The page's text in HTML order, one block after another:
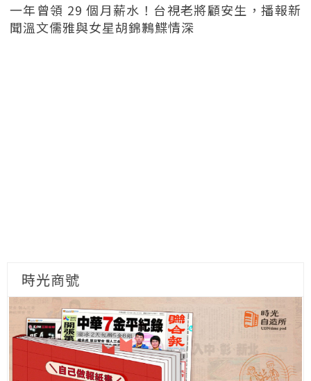
一年曾領 29 個月薪水！台視老將顧安生，播報新
聞溫文儒雅與女星胡錦鶼鰈情深
時光商號